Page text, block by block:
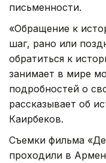
письменности.
«Обращение к
шаг, рано или
обратиться к
занимает в мире
подробностей о
рассказывает об
Каирбеков.
Съемки фильма
проходили в